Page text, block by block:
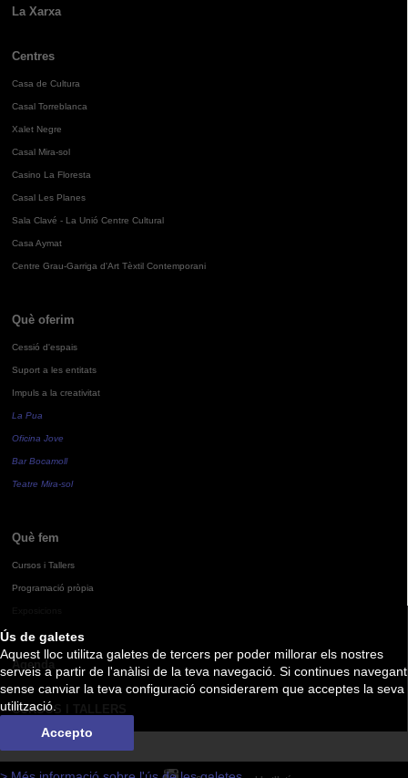
Ús de galetes
Aquest lloc utilitza galetes de tercers per poder millorar els nostres
serveis a partir de l'anàlisi de la teva navegació. Si continues navegant
sense canviar la teva configuració considerarem que acceptes la seva
utilització.
Accepto
La Xarxa
Centres
Casa de Cultura
Casal Torreblanca
Xalet Negre
Casal Mira-sol
Casino La Floresta
Casal Les Planes
Sala Clavé - La Unió Centre Cultural
Casa Aymat
Centre Grau-Garriga d'Art Tèxtil Contemporani
Què oferim
Cessió d'espais
Suport a les entitats
Impuls a la creativitat
La Pua
Oficina Jove
Bar Bocamoll
Teatre Mira-sol
Què fem
Cursos i Tallers
Programació pròpia
Agenda
CURSOS I TALLERS